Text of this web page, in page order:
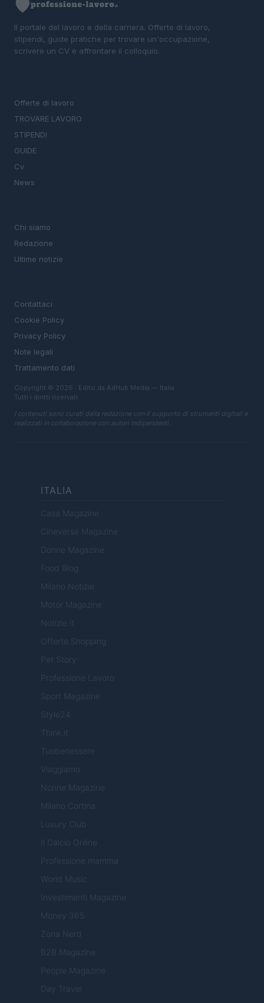
Il portale del lavoro e della carriera. Offerte di lavoro,
stipendi, guide pratiche per trovare un'occupazione,
scrivere un CV e affrontare il colloquio.
Offerte di lavoro
TROVARE LAVORO
STIPENDI
GUIDE
Cv
News
Chi siamo
Redazione
Ultime notizie
Contattaci
Cookie Policy
Privacy Policy
Note legali
Trattamento dati
Copyright © 2026 · Edito da AdHub Media — Italia
Tutti i diritti riservati
I contenuti sono curati dalla redazione con il supporto di strumenti digitali e
realizzati in collaborazione con autori indipendenti.
ITALIA
Casa Magazine
Cineverse Magazine
Donne Magazine
Food Blog
Milano Notizie
Motor Magazine
Notizie.it
Offerte Shopping
Pet Story
Professione Lavoro
Sport Magazine
Style24
Think.it
Tuobenessere
Viaggiamo
Nonne Magazine
Milano Cortina
Luxury Club
Il Calcio Online
Professione mamma
World Music
Investimenti Magazine
Money 365
Zona Nerd
B2B Magazine
People Magazine
Day Travel